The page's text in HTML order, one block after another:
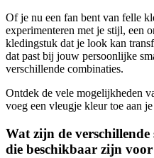
Of je nu een fan bent van felle
experimenteren met je stijl, een
kledingstuk dat je look kan
dat past bij jouw persoonlijke
verschillende combinaties.
Ontdek de vele mogelijkheden
voeg een vleugje kleur toe aan
Wat zijn de
die beschikbaar zijn voor